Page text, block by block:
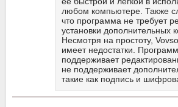
любом компьютере. Также
что программа не требует
установки дополнительных
Несмотря на простоту,
имеет недостатки.
поддерживает
не поддерживает
такие как подпись и